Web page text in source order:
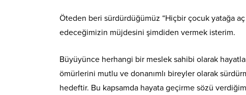
Öteden beri sürdürdüğümüz “Hiçbir çocuk yatağa aç
edeceğimizin müjdesini şimdiden vermek isterim.
Büyüyünce herhangi bir meslek sahibi olarak
ömürlerini mutlu ve donanımlı bireyler olarak
hedeftir. Bu kapsamda hayata geçirme sözü